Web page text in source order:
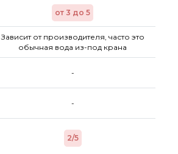
от 3 до 5
Зависит от производителя, часто это
обычная вода из-под крана
-
-
2/5